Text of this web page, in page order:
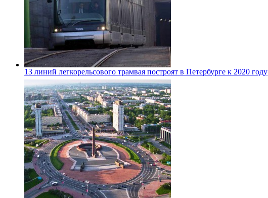
13 линий легкорельсового трамвая построят в Петербурге к 2020 году